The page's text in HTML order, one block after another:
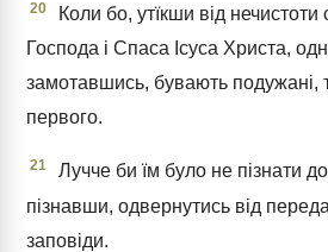
20
Коли бо, утїкши від нечистоти
Господа і Спаса Ісуса Христа,
замотавшись, бувають подужані,
первого.
21
Лучче би їм було не пізнати
пізнавши, одвернутись від
заповіди.